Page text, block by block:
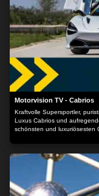
Motorvision TV - Cabrios
Kraftvolle Supersportler,
Luxus Cabrios und
schönsten und luxuriösesten